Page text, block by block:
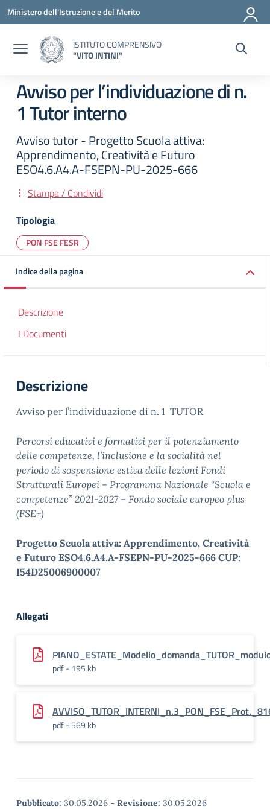
Vai ai contenuti
Vai al menu di navigazione
Vai al footer
Ministero dell'Istruzione e del Merito
ISTITUTO COMPRENSIVO
"VITO INTINI"
Avviso per l’individuazione di n.
1 Tutor interno
Avviso tutor - Progetto Scuola attiva:
Apprendimento, Creatività e Futuro
ESO4.6.A4.A-FSEPN-PU-2025-666
Stampa / Condividi
Tipologia
PON FSE FESR
Indice della pagina
Descrizione
I Documenti
Descrizione
Avviso per l’individuazione di n. 1 TUTOR
Percorsi educativi e formativi per il potenziamento
delle competenze, l’inclusione e la socialità nel
periodo di sospensione estiva delle lezioni Fondi
Strutturali Europei – Programma Nazionale “Scuola e
competenze” 2021-2027 – Fondo sociale europeo plus
(FSE+)
Progetto Scuola attiva: Apprendimento, Creatività
e Futuro ESO4.6.A4.A-FSEPN-PU-2025-666 CUP:
I54D25006900007
Allegati
pdf - 195 kb
pdf - 569 kb
Pubblicato: 30.05.2026 - Revisione: 30.05.2026